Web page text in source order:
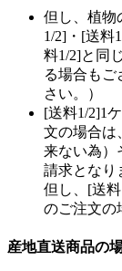
但し、植物
1/2]・[送料
料1/2]と同
る場合もご
さい。）
[送料1/2]1
文の場合は
来ない為）
請求となり
但し、[送
のご注文の
産地直送商品の